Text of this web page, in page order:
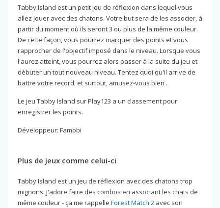
Tabby Island est un petit jeu de réflexion dans lequel vous
allez jouer avec des chatons. Votre but sera de les associer, à
partir du moment où ils seront 3 ou plus de la même couleur.
De cette façon, vous pourrez marquer des points et vous
rapprocher de l'objectif imposé dans le niveau. Lorsque vous
l'aurez atteint, vous pourrez alors passer à la suite du jeu et
débuter un tout nouveau niveau. Tentez quoi qu'il arrive de
battre votre record, et surtout, amusez-vous bien .
Le jeu Tabby Island sur Play123 a un classement pour
enregistrer les points.
Développeur: Famobi
Plus de jeux comme celui-ci
Tabby Island est un jeu de réflexion avec des chatons trop
mignons. J'adore faire des combos en associant les chats de
même couleur - ça me rappelle Forest Match 2 avec son